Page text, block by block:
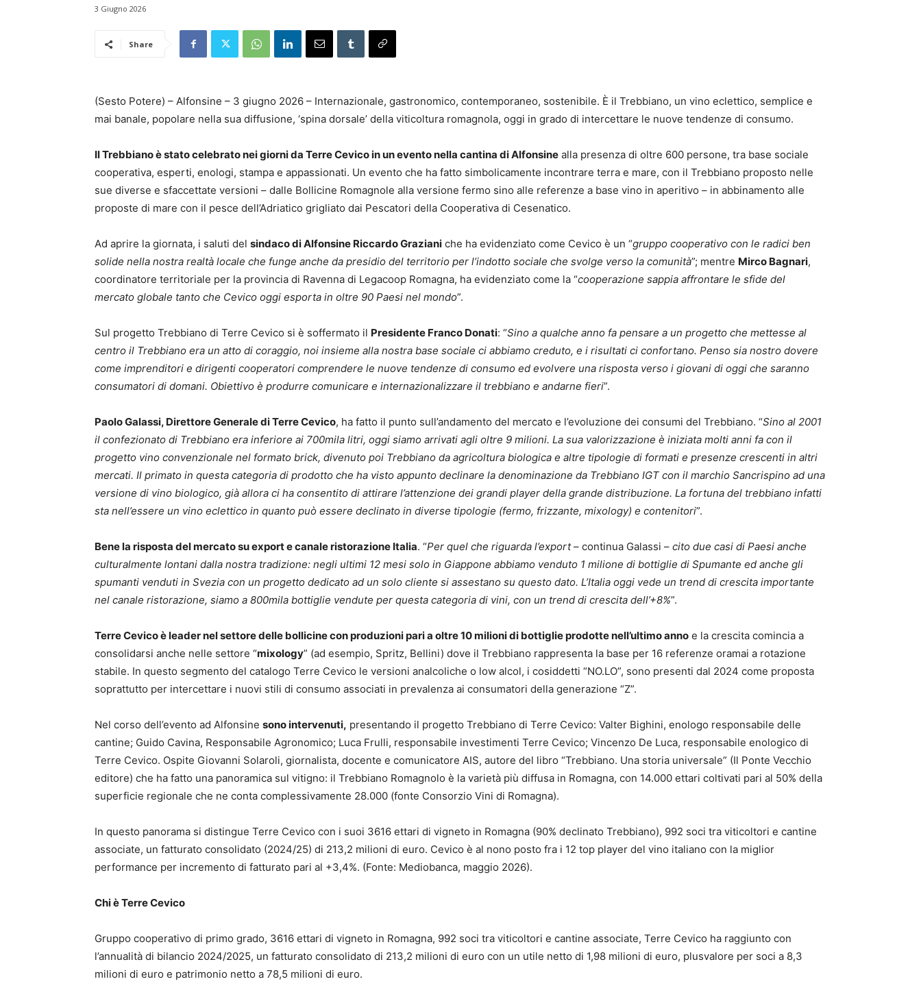
3 Giugno 2026
Share
(Sesto Potere) – Alfonsine – 3 giugno 2026 – Internazionale, gastronomico, contemporaneo, sostenibile. È il Trebbiano, un vino eclettico, semplice e
mai banale, popolare nella sua diffusione, ‘spina dorsale’ della viticoltura romagnola, oggi in grado di intercettare le nuove tendenze di consumo.
Il Trebbiano è stato celebrato nei giorni da Terre Cevico in un evento nella cantina di Alfonsine alla presenza di oltre 600 persone, tra base sociale
cooperativa, esperti, enologi, stampa e appassionati. Un evento che ha fatto simbolicamente incontrare terra e mare, con il Trebbiano proposto nelle
sue diverse e sfaccettate versioni – dalle Bollicine Romagnole alla versione fermo sino alle referenze a base vino in aperitivo – in abbinamento alle
proposte di mare con il pesce dell’Adriatico grigliato dai Pescatori della Cooperativa di Cesenatico.
Ad aprire la giornata, i saluti del sindaco di Alfonsine Riccardo Graziani che ha evidenziato come Cevico è un “gruppo cooperativo con le radici ben
solide nella nostra realtà locale che funge anche da presidio del territorio per l’indotto sociale che svolge verso la comunità”; mentre Mirco Bagnari,
coordinatore territoriale per la provincia di Ravenna di Legacoop Romagna, ha evidenziato come la “cooperazione sappia affrontare le sfide del
mercato globale tanto che Cevico oggi esporta in oltre 90 Paesi nel mondo”.
Sul progetto Trebbiano di Terre Cevico si è soffermato il Presidente Franco Donati: “Sino a qualche anno fa pensare a un progetto che mettesse al
centro il Trebbiano era un atto di coraggio, noi insieme alla nostra base sociale ci abbiamo creduto, e i risultati ci confortano. Penso sia nostro dovere
come imprenditori e dirigenti cooperatori comprendere le nuove tendenze di consumo ed evolvere una risposta verso i giovani di oggi che saranno
consumatori di domani. Obiettivo è produrre comunicare e internazionalizzare il trebbiano e andarne fieri”.
Paolo Galassi, Direttore Generale di Terre Cevico, ha fatto il punto sull’andamento del mercato e l’evoluzione dei consumi del Trebbiano. “Sino al 2001
il confezionato di Trebbiano era inferiore ai 700mila litri, oggi siamo arrivati agli oltre 9 milioni. La sua valorizzazione è iniziata molti anni fa con il
progetto vino convenzionale nel formato brick, divenuto poi Trebbiano da agricoltura biologica e altre tipologie di formati e presenze crescenti in altri
mercati. Il primato in questa categoria di prodotto che ha visto appunto declinare la denominazione da Trebbiano IGT con il marchio Sancrispino ad una
versione di vino biologico, già allora ci ha consentito di attirare l’attenzione dei grandi player della grande distribuzione. La fortuna del trebbiano infatti
sta nell’essere un vino eclettico in quanto può essere declinato in diverse tipologie (fermo, frizzante, mixology) e contenitori”.
Bene la risposta del mercato su export e canale ristorazione Italia. “Per quel che riguarda l’export– continua Galassi – cito due casi di Paesi anche
culturalmente lontani dalla nostra tradizione: negli ultimi 12 mesi solo in Giappone abbiamo venduto 1 milione di bottiglie di Spumante ed anche gli
spumanti venduti in Svezia con un progetto dedicato ad un solo cliente si assestano su questo dato. L’Italia oggi vede un trend di crescita importante
nel canale ristorazione, siamo a 800mila bottiglie vendute per questa categoria di vini, con un trend di crescita dell’+8%”.
Terre Cevico è leader nel settore delle bollicine con produzioni pari a oltre 10 milioni di bottiglie prodotte nell’ultimo anno e la crescita comincia a
consolidarsi anche nelle settore “mixology” (ad esempio, Spritz, Bellini) dove il Trebbiano rappresenta la base per 16 referenze oramai a rotazione
stabile. In questo segmento del catalogo Terre Cevico le versioni analcoliche o low alcol, i cosiddetti “NO.LO”, sono presenti dal 2024 come proposta
soprattutto per intercettare i nuovi stili di consumo associati in prevalenza ai consumatori della generazione “Z”.
Nel corso dell’evento ad Alfonsine sono intervenuti, presentando il progetto Trebbiano di Terre Cevico: Valter Bighini, enologo responsabile delle
cantine; Guido Cavina, Responsabile Agronomico; Luca Frulli, responsabile investimenti Terre Cevico; Vincenzo De Luca, responsabile enologico di
Terre Cevico. Ospite Giovanni Solaroli, giornalista, docente e comunicatore AIS, autore del libro “Trebbiano. Una storia universale” (Il Ponte Vecchio
editore) che ha fatto una panoramica sul vitigno: il Trebbiano Romagnolo è la varietà più diffusa in Romagna, con 14.000 ettari coltivati pari al 50% della
superficie regionale che ne conta complessivamente 28.000 (fonte Consorzio Vini di Romagna).
In questo panorama si distingue Terre Cevico con i suoi 3616 ettari di vigneto in Romagna (90% declinato Trebbiano), 992 soci tra viticoltori e cantine
associate, un fatturato consolidato (2024/25) di 213,2 milioni di euro. Cevico è al nono posto fra i 12 top player del vino italiano con la miglior
performance per incremento di fatturato pari al +3,4%. (Fonte: Mediobanca, maggio 2026).
Chi è Terre Cevico
Gruppo cooperativo di primo grado, 3616 ettari di vigneto in Romagna, 992 soci tra viticoltori e cantine associate, Terre Cevico ha raggiunto con
l’annualità di bilancio 2024/2025, un fatturato consolidato di 213,2 milioni di euro con un utile netto di 1,98 milioni di euro, plusvalore per soci a 8,3
milioni di euro e patrimonio netto a 78,5 milioni di euro.